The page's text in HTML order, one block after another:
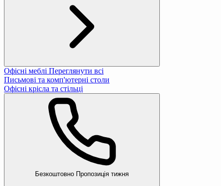
Офісні меблі Переглянути всі
Письмові та комп'ютерні столи
Офісні крісла та стільці
Безкоштовно Пропозиція тижня